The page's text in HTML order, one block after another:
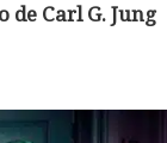
de Carl G. Jung